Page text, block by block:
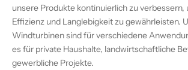
unsere Produkte kontinuierlich zu
Effizienz und Langlebigkeit zu gewährleisten.
Windturbinen sind für verschiedene
es für private Haushalte, landwirtschaftliche
gewerbliche Projekte.